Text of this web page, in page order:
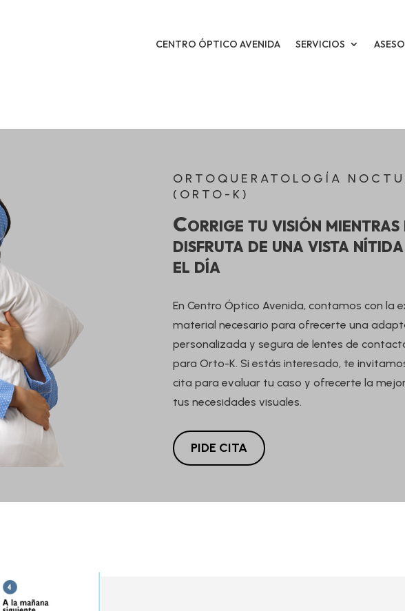
CENTRO ÓPTICO AVENIDA SERVICIOS
ORTOQUERATOLOGÍA
(ORTO-K)
Corrige tu visión mientras
disfruta de una vista
el día
En Centro Óptico Avenida, contamos con la
material necesario para ofrecerte una
personalizada y segura de lentes de
para Orto-K. Si estás interesado, te
cita para evaluar tu caso y ofrecerte la
tus necesidades visuales.
PIDE CITA